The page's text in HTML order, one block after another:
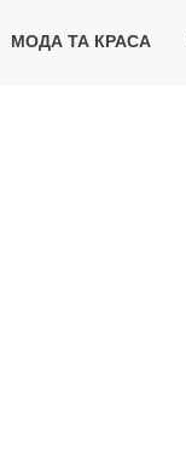
МОДА ТА КРАСА